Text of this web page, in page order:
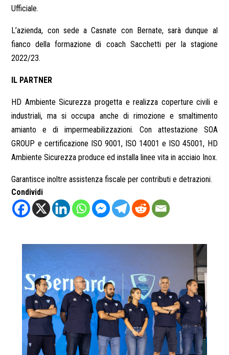
Ufficiale.
L’azienda, con sede a Casnate con Bernate, sarà dunque al
fianco della formazione di coach Sacchetti per la stagione
2022/23.
IL PARTNER
HD Ambiente Sicurezza progetta e realizza coperture civili e
industriali, ma si occupa anche di rimozione e smaltimento
amianto e di impermeabilizzazioni. Con attestazione SOA
GROUP e certificazione ISO 9001, ISO 14001 e ISO 45001, HD
Ambiente Sicurezza produce ed installa linee vita in acciaio Inox.
Garantisce inoltre assistenza fiscale per contributi e detrazioni.
Condividi